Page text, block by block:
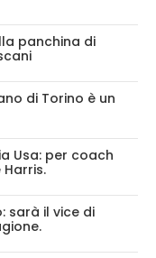
panchina di
di Torino è un
Usa: per coach
sarà il vice di